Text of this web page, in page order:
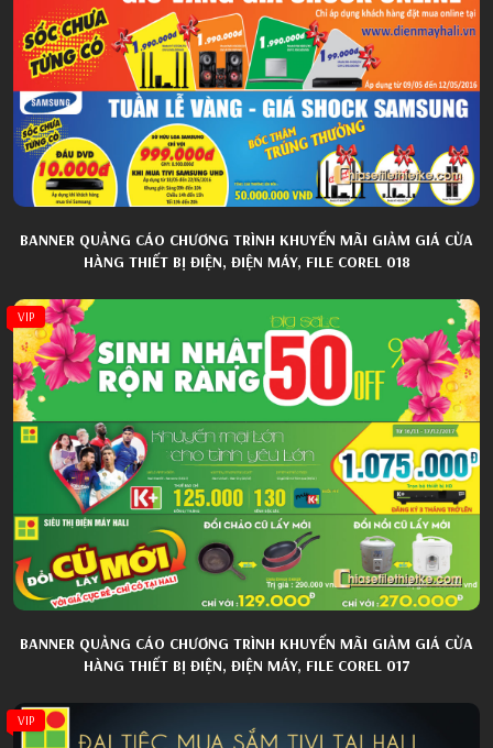
BANNER QUẢNG CÁO CHƯƠNG TRÌNH KHUYẾN MÃI GIẢM GIÁ CỬA
HÀNG THIẾT BỊ ĐIỆN, ĐIỆN MÁY, FILE COREL 018
VIP
BANNER QUẢNG CÁO CHƯƠNG TRÌNH KHUYẾN MÃI GIẢM GIÁ CỬA
HÀNG THIẾT BỊ ĐIỆN, ĐIỆN MÁY, FILE COREL 017
VIP